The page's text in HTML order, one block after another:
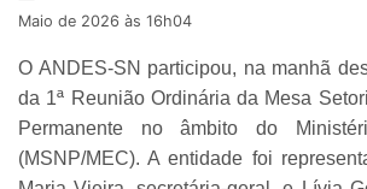
Maio de 2026 às 16h04
O ANDES-SN participou, na manhã
da 1ª Reunião Ordinária da Mesa
Permanente no âmbito do
(MSNP/MEC). A entidade foi